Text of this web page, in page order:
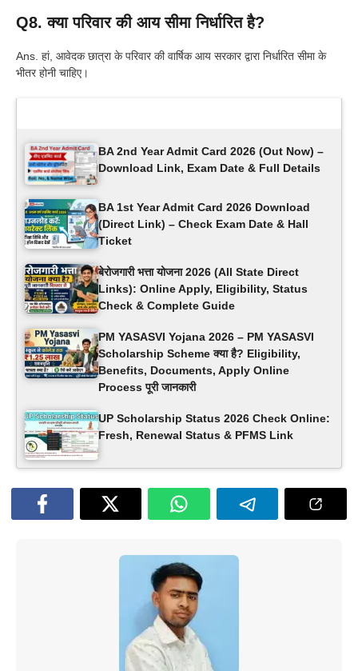
Q8. क्या परिवार की आय सीमा निर्धारित है?
Ans. हां, आवेदक छात्रा के परिवार की वार्षिक आय सरकार द्वारा निर्धारित सीमा के
भीतर होनी चाहिए।
BA 2nd Year Admit Card 2026 (Out Now) –
Download Link, Exam Date & Full Details
BA 1st Year Admit Card 2026 Download
(Direct Link) – Check Exam Date & Hall
Ticket
बेरोजगारी भत्ता योजना 2026 (All State Direct
Links): Online Apply, Eligibility, Status
Check & Complete Guide
PM YASASVI Yojana 2026 – PM YASASVI
Scholarship Scheme क्या है? Eligibility,
Benefits, Documents, Apply Online
Process पूरी जानकारी
UP Scholarship Status 2026 Check Online:
Fresh, Renewal Status & PFMS Link